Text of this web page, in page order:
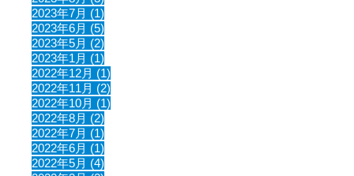
2023年7月 (1)
2023年6月 (5)
2023年5月 (2)
2023年1月 (1)
2022年12月 (1)
2022年11月 (2)
2022年10月 (1)
2022年8月 (2)
2022年7月 (1)
2022年6月 (1)
2022年5月 (4)